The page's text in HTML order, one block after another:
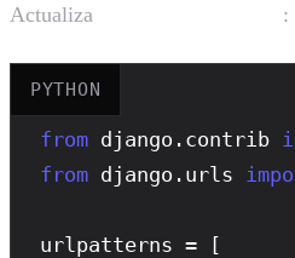
Actualiza :
PYTHON
from django.contrib
from django.urls
urlpatterns = [